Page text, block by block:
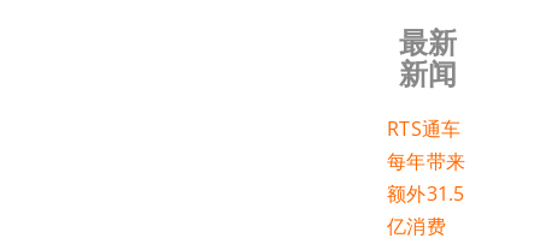
最新
新闻
RTS通车
每年带来
额外31.5
亿消费